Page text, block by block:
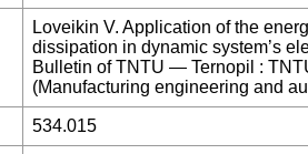
Loveikin V. Application of the
dissipation in dynamic system’s
Bulletin of TNTU — Ternopil :
(Manufacturing engineering and
534.015